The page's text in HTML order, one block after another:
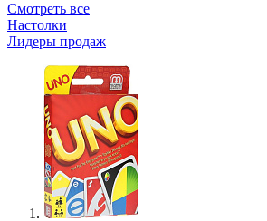
Смотреть все
Настолки
Лидеры продаж